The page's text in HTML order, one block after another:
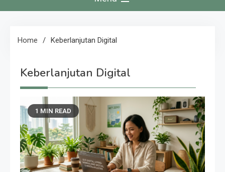
Home Keberlanjutan Digital
Keberlanjutan Digital
1 MIN READ